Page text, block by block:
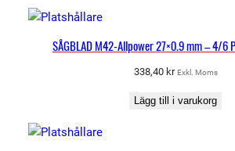
SÅGBLAD M42-Allpower 27×0.9 mm – 4/6
338,40 kr Exkl. Moms
Lägg till i varukorg